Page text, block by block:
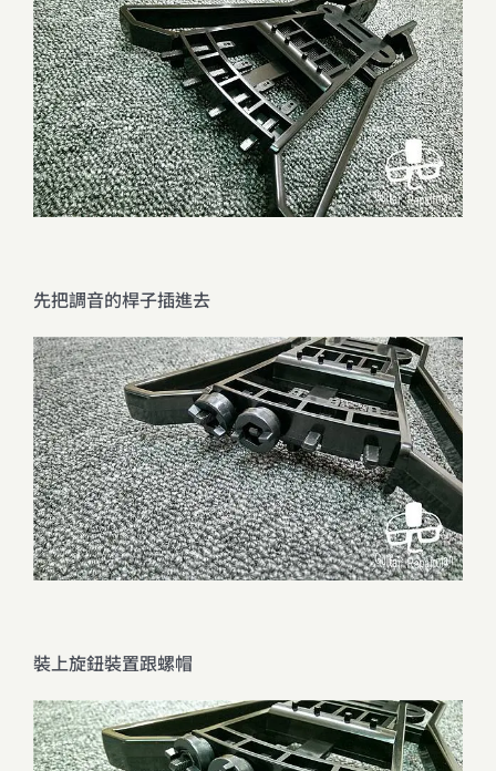
先把調音的桿子插進去
裝上旋鈕裝置跟螺帽